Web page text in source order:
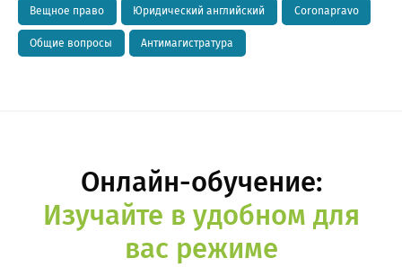
Вещное право Юридический английский Coronapravo
Общие вопросы Антимагистратура
Онлайн-обучение:
Изучайте в удобном для
вас режиме